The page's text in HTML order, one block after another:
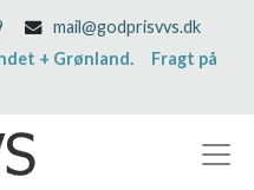
mail@godprisvvs.dk
+ Grønland. Fragt på